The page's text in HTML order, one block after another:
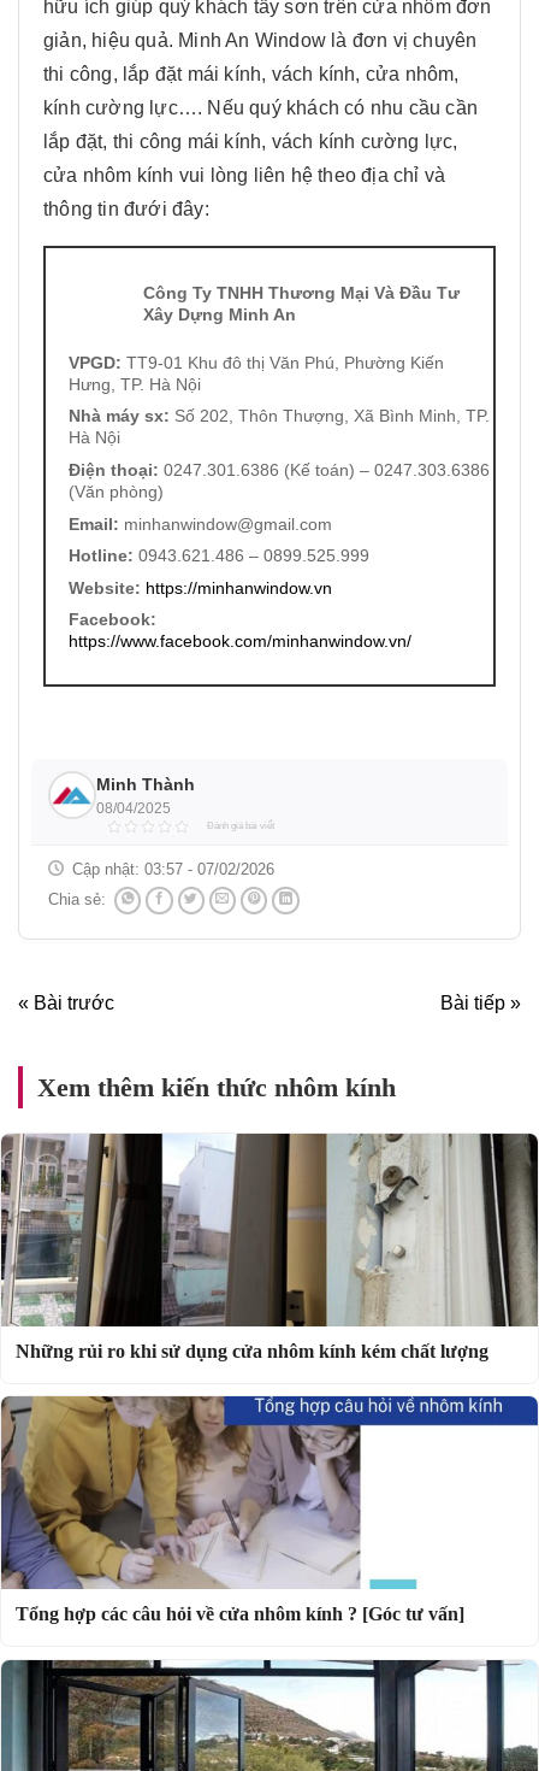
hữu ích giúp quý khách tẩy sơn trên cửa nhôm đơn
giản, hiệu quả. Minh An Window là đơn vị chuyên
thi công, lắp đặt mái kính, vách kính, cửa nhôm,
kính cường lực…. Nếu quý khách có nhu cầu cần
lắp đặt, thi công mái kính, vách kính cường lực,
cửa nhôm kính vui lòng liên hệ theo địa chỉ và
thông tin đưới đây:
Công Ty TNHH Thương Mại Và Đầu Tư
Xây Dựng Minh An
VPGD: TT9-01 Khu đô thị Văn Phú, Phường Kiến
Hưng, TP. Hà Nội
Nhà máy sx: Số 202, Thôn Thượng, Xã Bình Minh, TP.
Hà Nội
Điện thoại: 0247.301.6386 (Kế toán) – 0247.303.6386
(Văn phòng)
Email: minhanwindow@gmail.com
Hotline: 0943.621.486 – 0899.525.999
Website: https://minhanwindow.vn
Facebook:
https://www.facebook.com/minhanwindow.vn/
Minh Thành
08/04/2025
Đánh giá bài viết
Cập nhật: 03:57 - 07/02/2026
Chia sẻ:
« Bài trước Bài tiếp »
Xem thêm kiến thức nhôm kính
Những rủi ro khi sử dụng cửa nhôm kính kém chất lượng
Tổng hợp các câu hỏi về cửa nhôm kính ? [Góc tư vấn]